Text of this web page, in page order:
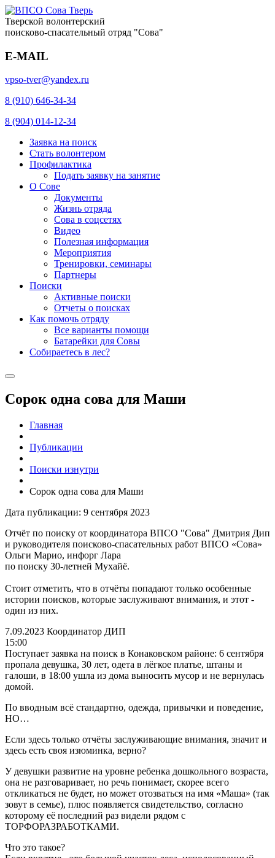
Тверской волонтерский
поисково-спасательный отряд "Сова"
E-MAIL
vpso-tver@yandex.ru
8 (910) 646-34-34
8 (904) 014-12-34
Заявка на поиск
Стать волонтером
Профилактика
Подать заявку на занятие
О Сове
Документы
Жизнь отряда
Сова в соцсетях
Видео
Полезная информация
Мероприятия
Тренировки, семинары
Партнеры
Поиски
Активные поиски
Отчеты о поисках
Как помочь отряду
Все варианты помощи
Батарейки для Совы
Собираетесь в лес?
Сорок одна сова для Маши
Главная
Публикации
Поиски изнутри
Сорок одна сова для Маши
Дата публикации: 9 сентября 2023
Отчёт по поиску от координатора ВПСО "Сова" Дмитрия Дип
и руководителя поисково-спасательных работ ВПСО «Сова»
Ольги Марио, инфорг Лара
по поиску 30-летней Мухайё.
Стоит отметить, что в отчёты попадают только особенные
истории поисков, которые заслуживают внимания, и этот -
один из них.
7.09.2023 Координатор ДИП
15:00
Поступает заявка на поиск в Конаковском районе: 6 сентября
пропала девушка, 30 лет, одета в лёгкое платье, штаны и
галоши, в 18:00 ушла из дома выносить мусор и не вернулась
домой.
По вводным всё стандартно, одежда, привычки и поведение,
НО…
Если здесь только отчёты заслуживающие внимания, значит и
здесь есть своя изюминка, верно?
У девушки развитие на уровне ребенка дошкольного возраста,
она не разговаривает, но речь понимает, скорее всего
откликаться не будет, но может отозваться на имя «Маша» (так
зовут в семье), плюс появляется свидетельство, согласно
которому её последний раз видели рядом с
ТОРФОРАЗРАБОТКАМИ.
Что это такое?